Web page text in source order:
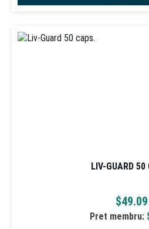
LIV-GUARD 50
$49.09
Pret membru: